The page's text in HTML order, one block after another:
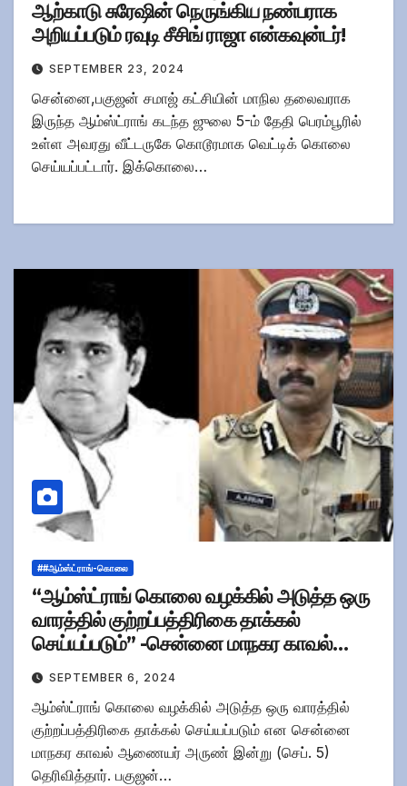
ஆற்காடு சுரேஷின் நெருங்கிய நண்பராக
அறியப்படும் ரவுடி சீசிங் ராஜா என்கவுன்டர்!
SEPTEMBER 23, 2024
சென்னை,பகுஜன் சமாஜ் கட்சியின் மாநில தலைவராக
இருந்த ஆம்ஸ்ட்ராங் கடந்த ஜுலை 5-ம் தேதி பெரம்பூரில்
உள்ள அவரது வீட்டருகே கொடூரமாக வெட்டிக் கொலை
செய்யப்பட்டார். இக்கொலை…
##ஆம்ஸ்ட்ராங்-கொலை
“ஆம்ஸ்ட்ராங் கொலை வழக்கில் அடுத்த ஒரு
வாரத்தில் குற்றப்பத்திரிகை தாக்கல்
செய்யப்படும்” -சென்னை மாநகர காவல்
ஆணையர் அருண்
SEPTEMBER 6, 2024
ஆம்ஸ்ட்ராங் கொலை வழக்கில் அடுத்த ஒரு வாரத்தில்
குற்றப்பத்திரிகை தாக்கல் செய்யப்படும் என சென்னை
மாநகர காவல் ஆணையர் அருண் இன்று (செப். 5)
தெரிவித்தார். பகுஜன்…